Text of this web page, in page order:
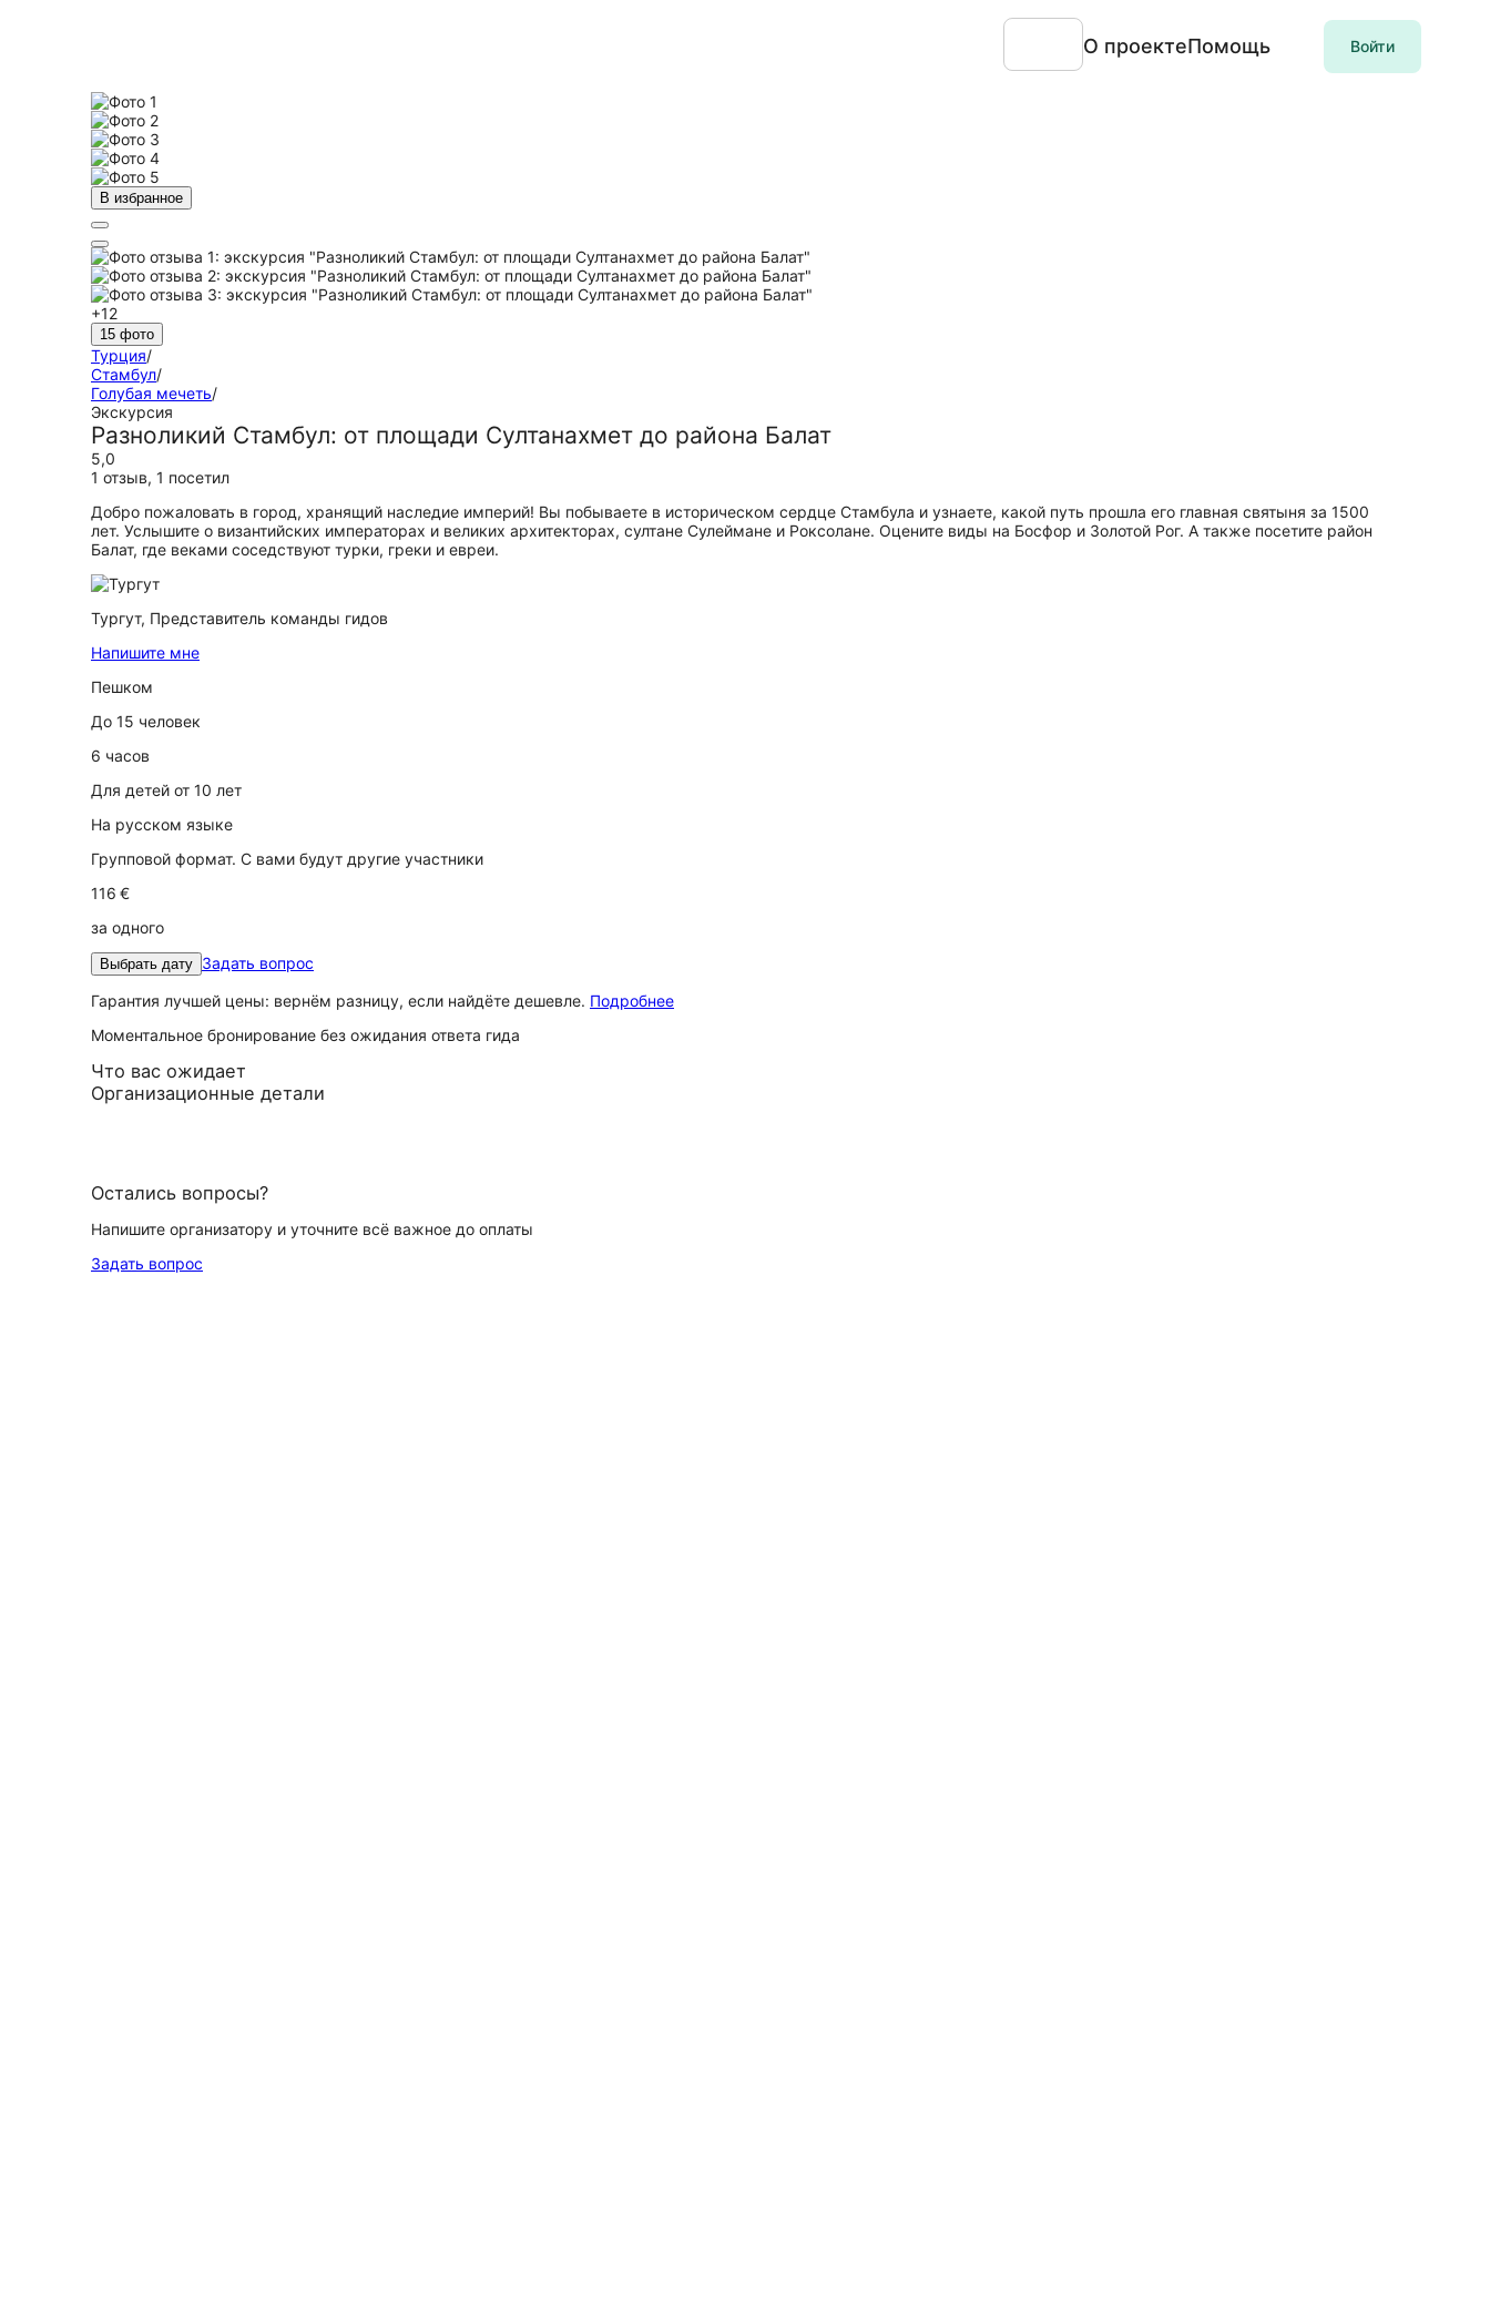
О проектеПомощь Войти
В избранное
+12
15 фото
Турция/
Стамбул/
Голубая мечеть/
Экскурсия
Разноликий Стамбул: от площади Султанахмет до района Балат
5,0
1 отзыв, 1 посетил
Добро пожаловать в город, хранящий наследие империй! Вы побываете в историческом сердце Стамбула и узнаете, какой путь прошла его главная святыня за 1500
лет. Услышите о византийских императорах и великих архитекторах, султане Сулеймане и Роксолане. Оцените виды на Босфор и Золотой Рог. А также посетите район
Балат, где веками соседствуют турки, греки и евреи.
Тургут, Представитель команды гидов
Напишите мне
Пешком
До 15 человек
6 часов
Для детей от 10 лет
На русском языке
Групповой формат. С вами будут другие участники
116 €
за одного
Выбрать дату Задать вопрос
Гарантия лучшей цены: вернём разницу, если найдёте дешевле. Подробнее
Моментальное бронирование без ожидания ответа гида
Что вас ожидает
Организационные детали
Остались вопросы?
Напишите организатору и уточните всё важное до оплаты
Задать вопрос